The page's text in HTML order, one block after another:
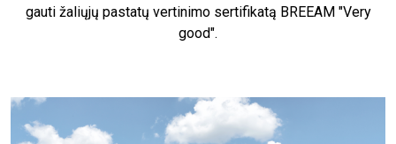
gauti žaliųjų pastatų vertinimo sertifikatą BREEAM "Very
good".